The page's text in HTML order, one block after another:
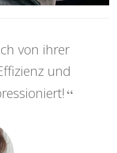
von ihrer
und